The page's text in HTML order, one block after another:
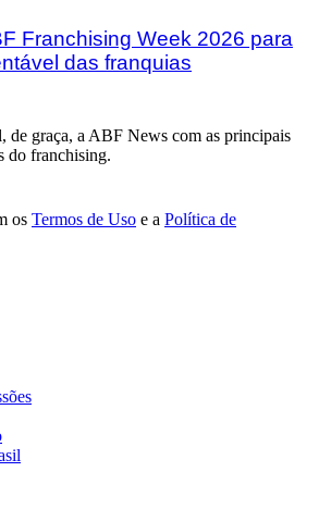
Franchising Week 2026 para
das franquias
de graça, a ABF News com as principais
do franchising.
os Termos de Uso e a Política de